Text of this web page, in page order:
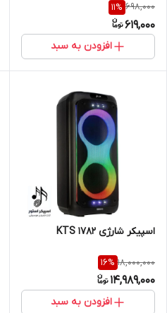
698,000
11%
619,000
افزودن به سبد
اسپیکر شارژی KTS 1782
18,000,000
16%
14,989,000
افزودن به سبد